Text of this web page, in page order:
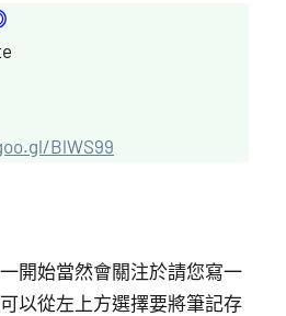
BlWS99
開始當然會關注於請您寫一
以從左上方選擇要將筆記存